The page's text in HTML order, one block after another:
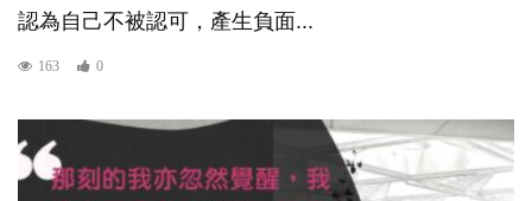
認為自己不被認可，產生負面...
163 0